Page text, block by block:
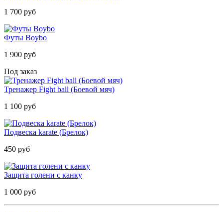
1 700 руб
Футы Boybo
1 900 руб
Под заказ
Тренажер Fight ball (Боевой мяч)
1 100 руб
Подвеска karate (Брелок)
450 руб
Защита голени с канку
1 000 руб